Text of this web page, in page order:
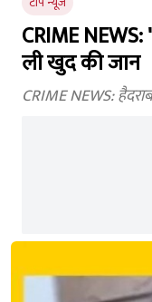
CRIME
ली खुद की जान
CRIME NEWS: